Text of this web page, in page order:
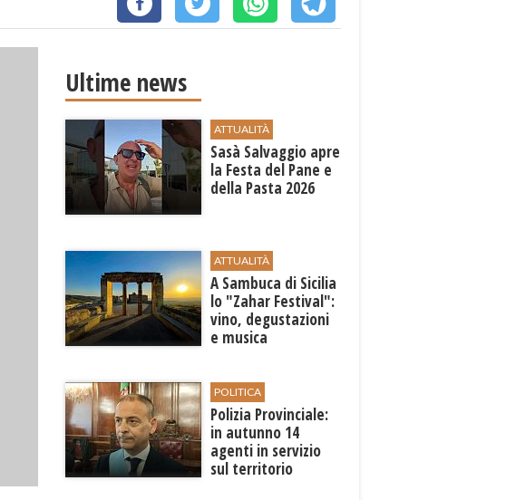
Ultime news
ATTUALITÀ
Sasà Salvaggio apre
la Festa del Pane e
della Pasta 2026
ATTUALITÀ
A Sambuca di Sicilia
lo "Zahar Festival":
vino, degustazioni
e musica
POLITICA
Polizia Provinciale:
in autunno 14
agenti in servizio
sul territorio